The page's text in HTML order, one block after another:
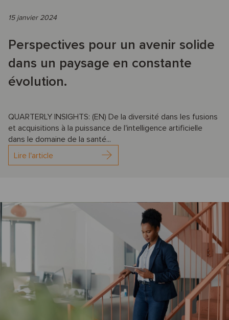
15 janvier 2024
Perspectives pour un avenir solide
dans un paysage en constante
évolution.
QUARTERLY INSIGHTS: (EN) De la diversité dans les fusions
et acquisitions à la puissance de l'intelligence artificielle
dans le domaine de la santé...
Lire l'article